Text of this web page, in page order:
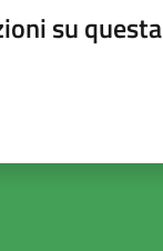
su questa